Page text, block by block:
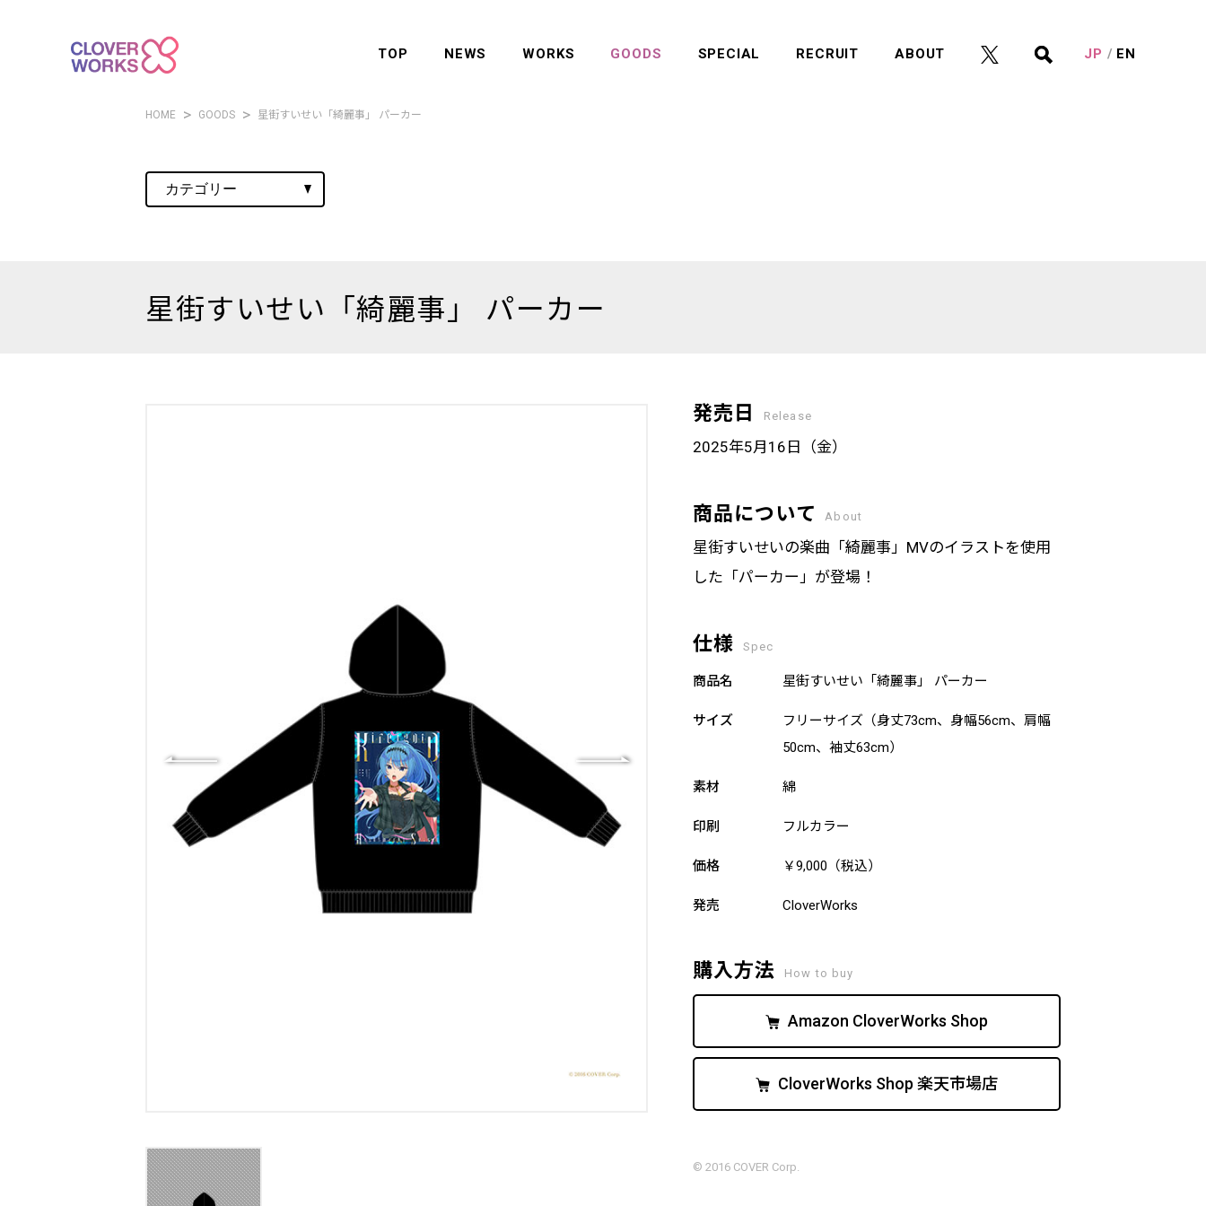
TOP NEWS WORKS GOODS SPECIAL RECRUIT ABOUT JP EN
HOME GOODS 星街すいせい「綺麗事」 パーカー
星街すいせい「綺麗事」 パーカー
発売日 Release
2025年5月16日（金）
商品について About
星街すいせいの楽曲「綺麗事」MVのイラストを使用
した「パーカー」が登場！
仕様 Spec
商品名 星街すいせい「綺麗事」 パーカー
サイズ
フリーサイズ（身丈73cm、身幅56cm、肩幅
50cm、袖丈63cm）
素材 綿
印刷 フルカラー
価格 ￥9,000（税込）
発売 CloverWorks
購入方法 How to buy
Amazon CloverWorks Shop
CloverWorks Shop 楽天市場店
© 2016 COVER Corp.